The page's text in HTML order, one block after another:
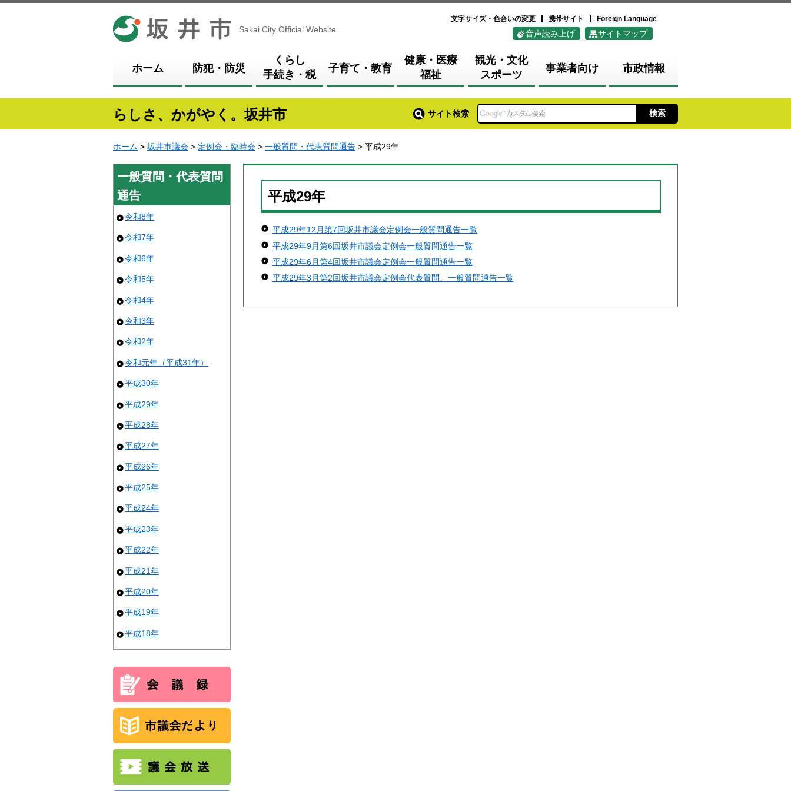
坂井市
Sakai City Official Website
文字サイズ・色合いの変更 携帯サイト Foreign Language
音声読み上げ サイトマップ
ホーム 防犯・防災
くらし
手続き・税
子育て・教育
健康・医療
福祉
観光・文化
スポーツ
事業者向け 市政情報
らしさ、かがやく。坂井市 サイト検索
ホーム > 坂井市議会 > 定例会・臨時会 > 一般質問・代表質問通告 > 平成29年
一般質問・代表質問
通告
令和8年
令和7年
令和6年
令和5年
令和4年
令和3年
令和2年
令和元年（平成31年）
平成30年
平成29年
平成28年
平成27年
平成26年
平成25年
平成24年
平成23年
平成22年
平成21年
平成20年
平成19年
平成18年
平成29年
平成29年12月第7回坂井市議会定例会一般質問通告一覧
平成29年9月第6回坂井市議会定例会一般質問通告一覧
平成29年6月第4回坂井市議会定例会一般質問通告一覧
平成29年3月第2回坂井市議会定例会代表質問、一般質問通告一覧